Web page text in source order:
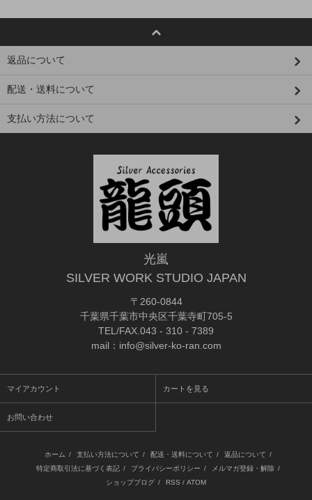
返品について
配送・送料について
支払い方法について
光嵐
SILVER WORK STUDIO JAPAN
〒260-0844
千葉県千葉市中央区千葉寺町705-5
TEL/FAX.043 - 310 - 7389
mail：info@silver-ko-ran.com
マイアカウント カートを見る
お問い合わせ
ホーム / 支払い方法について / 配送・送料について / 返品について /
特定商取引法に基づく表記 / プライバシーポリシー / メルマガ登録・解除 /
ショップブログ / RSS / ATOM